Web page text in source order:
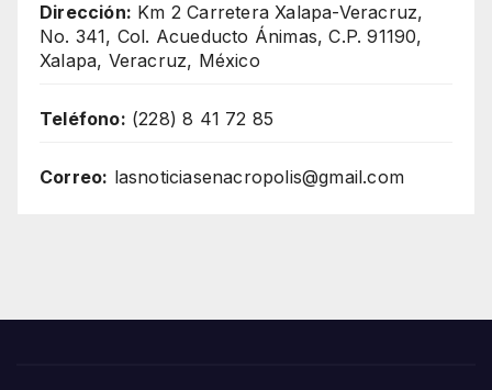
Dirección: Km 2 Carretera Xalapa-Veracruz,
No. 341, Col. Acueducto Ánimas, C.P. 91190,
Xalapa, Veracruz, México
Teléfono: (228) 8 41 72 85
Correo: lasnoticiasenacropolis@gmail.com